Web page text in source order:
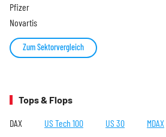
Pfizer
Novartis
Zum Sektorvergleich
Tops & Flops
DAX US Tech 100 US 30 MDAX